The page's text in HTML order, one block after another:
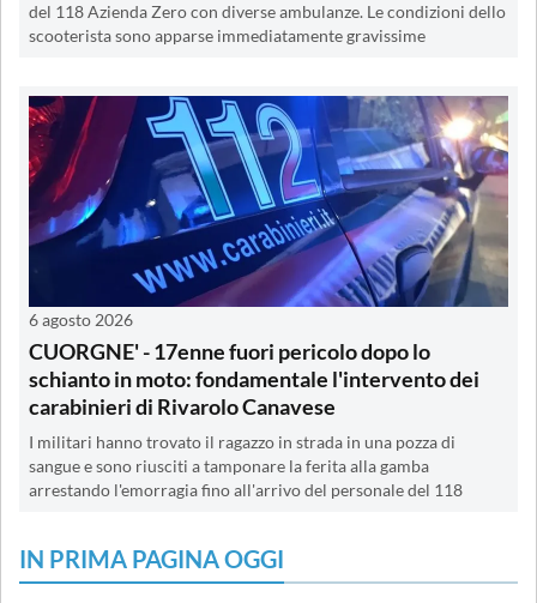
del 118 Azienda Zero con diverse ambulanze. Le condizioni dello
scooterista sono apparse immediatamente gravissime
6 agosto 2026
CUORGNE' - 17enne fuori pericolo dopo lo
schianto in moto: fondamentale l'intervento dei
carabinieri di Rivarolo Canavese
I militari hanno trovato il ragazzo in strada in una pozza di
sangue e sono riusciti a tamponare la ferita alla gamba
arrestando l'emorragia fino all'arrivo del personale del 118
IN PRIMA PAGINA OGGI